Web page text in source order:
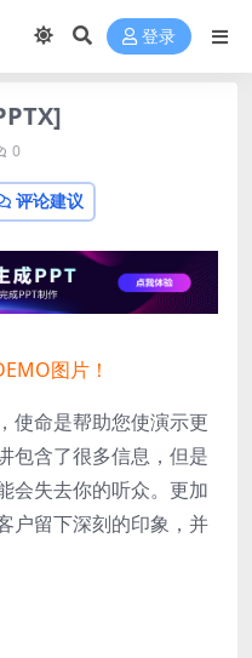
登录
0
评论建议
图片！
使命是帮助您使演示更
包含了很多信息，但是
失去你的听众。 更加
户留下深刻的印象，并